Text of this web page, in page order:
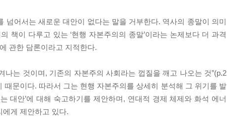
어서는 새로운 대안이 없다는 말을 거부한다. 역사의 종말이 의미
책이 다루고 있는 ‘현행 자본주의의 종말’이라는 논제보다 더 과격
관한 담론이라고 지적한다.
는 것이며, 기존의 자본주의 사회라는 껍질을 깨고 나오는 것”(p.2
문이다. 따라서 그는 현행 자본주의를 상세히 분석해 그 위기를 발
대안’에 대해 숙고하기를 제안하며, 연대적 경제 체제와 화석 에너
게 제안하고 있다.